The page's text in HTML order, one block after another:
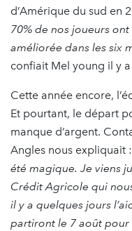
d’Amérique du sud en
70% de nos joueurs
améliorée dans les six
confiait Mel young il y
Cette année encore,
Et pourtant, le départ
manque d’argent.
Angles nous expliquait :
été magique. Je viens
Crédit Agricole qui
il y a quelques jours
partiront le 7 août